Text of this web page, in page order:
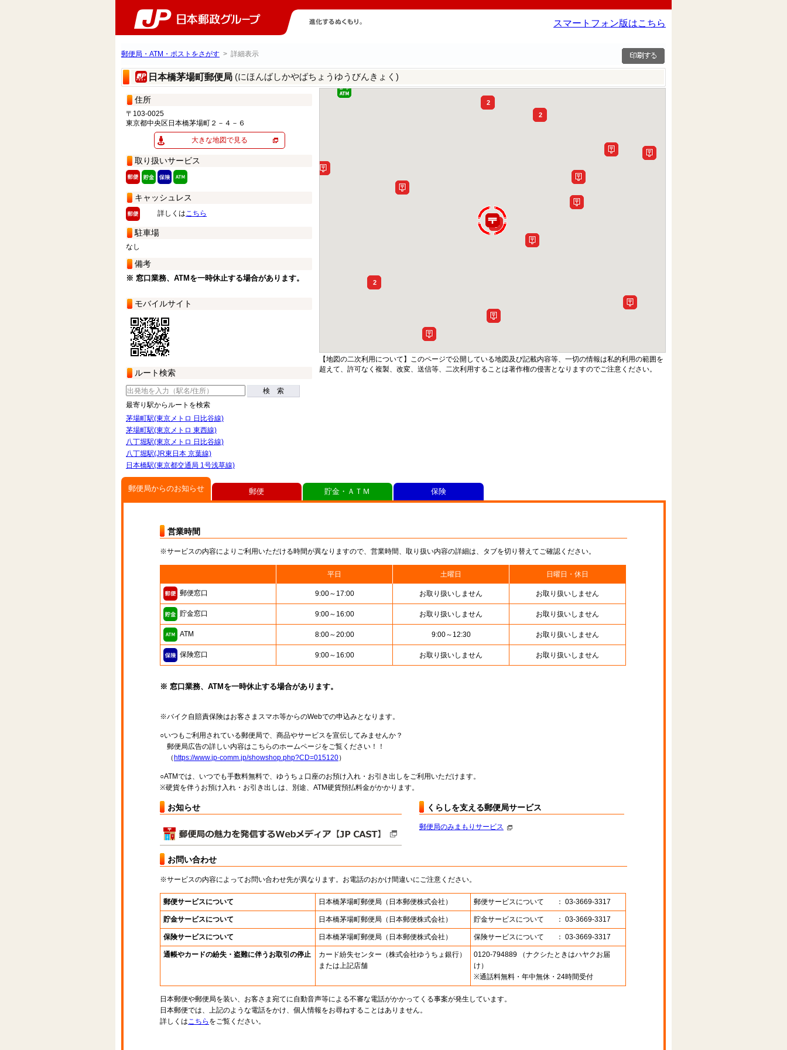
スマートフォン版はこちら
郵便局・ATM・ポストをさがす > 詳細表示
日本橋茅場町郵便局 (にほんばしかやばちょうゆうびんきょく)
住所
〒103-0025
東京都中央区日本橋茅場町２－４－６
大きな地図で見る
取り扱いサービス
キャッシュレス
詳しくはこちら
駐車場
なし
備考
※ 窓口業務、ATMを一時休止する場合があります。
モバイルサイト
ルート検索
検 索
最寄り駅からルートを検索
茅場町駅(東京メトロ 日比谷線)
茅場町駅(東京メトロ 東西線)
八丁堀駅(東京メトロ 日比谷線)
八丁堀駅(JR東日本 京葉線)
日本橋駅(東京都交通局 1号浅草線)
2
2
2
【地図の二次利用について】このページで公開している地図及び記載内容等、一切の情報は私的利用の範囲を
超えて、許可なく複製、改変、送信等、二次利用することは著作権の侵害となりますのでご注意ください。
郵便局からのお知らせ
営業時間
※サービスの内容によりご利用いただける時間が異なりますので、営業時間、取り扱い内容の詳細は、タブを切り替えてご確認ください。
平日 土曜日 日曜日・休日
郵便窓口 9:00～17:00 お取り扱いしません お取り扱いしません
貯金窓口 9:00～16:00 お取り扱いしません お取り扱いしません
ATM 8:00～20:00 9:00～12:30 お取り扱いしません
保険窓口 9:00～16:00 お取り扱いしません お取り扱いしません
※ 窓口業務、ATMを一時休止する場合があります。
※バイク自賠責保険はお客さまスマホ等からのWebでの申込みとなります。
○いつもご利用されている郵便局で、商品やサービスを宣伝してみませんか？
郵便局広告の詳しい内容はこちらのホームページをご覧ください！！
（ https://www.jp-comm.jp/showshop.php?CD=015120）
○ATMでは、いつでも手数料無料で、ゆうちょ口座のお預け入れ・お引き出しをご利用いただけます。
※硬貨を伴うお預け入れ・お引き出しは、別途、ATM硬貨預払料金がかかります。
お知らせ くらしを支える郵便局サービス
郵便局のみまもりサービス
お問い合わせ
※サービスの内容によってお問い合わせ先が異なります。お電話のおかけ間違いにご注意ください。
郵便サービスについて 日本橋茅場町郵便局 （日本郵便株式会社） 郵便サービスについて ： 03-3669-3317
貯金サービスについて 日本橋茅場町郵便局 （日本郵便株式会社） 貯金サービスについて ： 03-3669-3317
保険サービスについて 日本橋茅場町郵便局 （日本郵便株式会社） 保険サービスについて ： 03-3669-3317
通帳やカードの紛失・盗難に伴うお取引の停止 カード紛失センター （株式会社ゆうちょ銀行）
または上記店舗
0120-794889 （ナクシたときはハヤクお届
け）
※通話料無料・年中無休・24時間受付
日本郵便や郵便局を装い、お客さま宛てに自動音声等による不審な電話がかかってくる事案が発生しています。
日本郵便では、上記のような電話をかけ、個人情報をお尋ねすることはありません。
詳しくはこちら をご覧ください。
郵便 貯金・ＡＴＭ 保険